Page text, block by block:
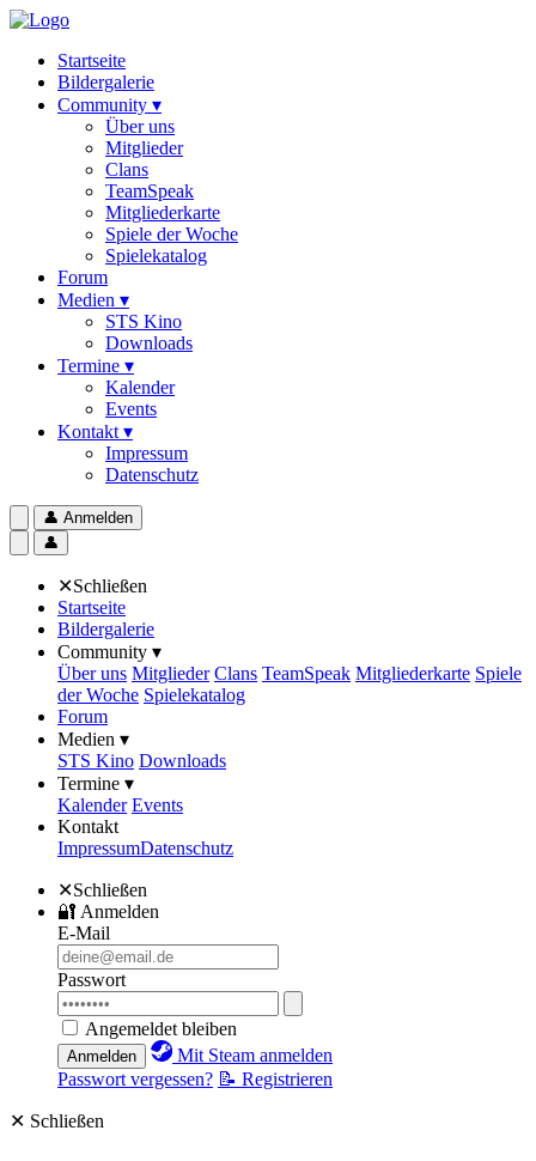
Startseite
Bildergalerie
Community ▾
Über uns
Mitglieder
Clans
TeamSpeak
Mitgliederkarte
Spiele der Woche
Spielekatalog
Forum
Medien ▾
STS Kino
Downloads
Termine ▾
Kalender
Events
Kontakt ▾
Impressum
Datenschutz
👤 Anmelden
👤
✕Schließen
Startseite
Bildergalerie
Community ▾
Über uns Mitglieder Clans TeamSpeak Mitgliederkarte Spiele
der Woche Spielekatalog
Forum
Medien ▾
STS Kino Downloads
Termine ▾
Kalender Events
Kontakt
ImpressumDatenschutz
✕Schließen
🔐 Anmelden
E-Mail
Passwort
Angemeldet bleiben
Anmelden
Mit Steam anmelden
Passwort vergessen? 📝 Registrieren
✕ Schließen